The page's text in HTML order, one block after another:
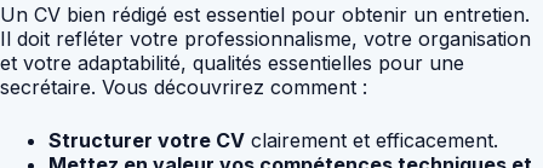
Un CV bien rédigé est essentiel pour obtenir un entretien.
Il doit refléter votre professionnalisme, votre organisation
et votre adaptabilité, qualités essentielles pour une
secrétaire. Vous découvrirez comment :
Structurer votre CV clairement et efficacement.